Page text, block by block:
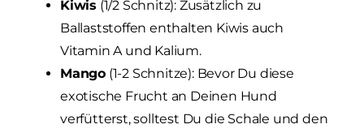
Kiwis (1/2 Schnitz): Zusätzlich zu
Ballaststoffen enthalten Kiwis auch
Vitamin A und Kalium.
Mango (1-2 Schnitze): Bevor Du diese
exotische Frucht an Deinen Hund
verfütterst, solltest Du die Schale und den